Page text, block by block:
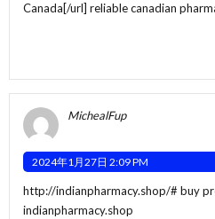
Canada[/url] reliable canadian
MichealFup
2024年1月27日 2:09 PM
http://indianpharmacy.shop/# buy
indianpharmacy.shop